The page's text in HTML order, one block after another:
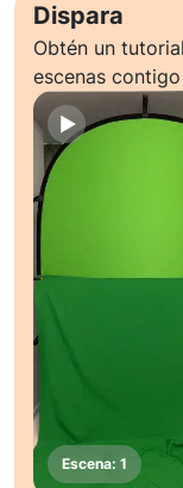
Dispara
Obtén un
escenas